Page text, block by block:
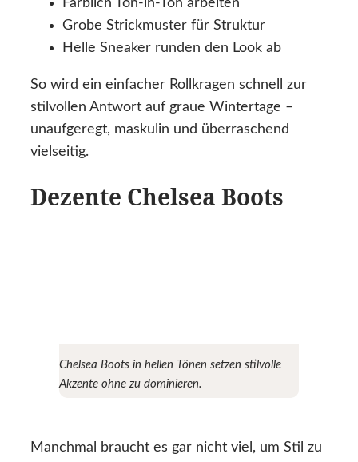
Farblich Ton-in-Ton arbeiten
Grobe Strickmuster für Struktur
Helle Sneaker runden den Look ab
So wird ein einfacher Rollkragen schnell zur
stilvollen Antwort auf graue Wintertage –
unaufgeregt, maskulin und überraschend
vielseitig.
Dezente Chelsea Boots
Chelsea Boots in hellen Tönen setzen stilvolle
Akzente ohne zu dominieren.
Manchmal braucht es gar nicht viel, um Stil zu